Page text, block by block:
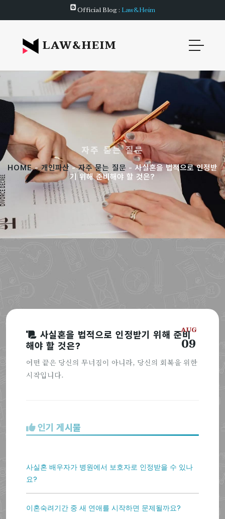
Official Blog : Law&Heim
LAW&HEIM
자주 묻는 질문
HOME-개인파산-자주 묻는 질문 - 사실혼을 법적으로 인정받
기 위해 준비해야 할 것은?
AUG
09
사실혼을 법적으로 인정받기 위해 준비
해야 할 것은?
어떤 끝은 당신의 무너짐이 아니라, 당신의 회복을 위한
시작입니다.
인기 게시물
사실혼 배우자가 병원에서 보호자로 인정받을 수 있나
요?
이혼숙려기간 중 새 연애를 시작하면 문제될까요?